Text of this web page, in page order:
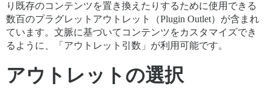
り既存のコンテンツを置き換えたりするために使用できる
数百のプラグレットアウトレット（Plugin Outlet）が含まれ
ています。文脈に基づいてコンテンツをカスタマイズでき
るように、「アウトレット引数」が利用可能です。
アウトレットの選択